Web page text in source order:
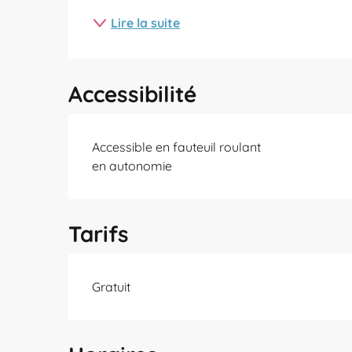
Lire la suite
Accessibilité
Accessible en fauteuil roulant
en autonomie
Tarifs
Gratuit